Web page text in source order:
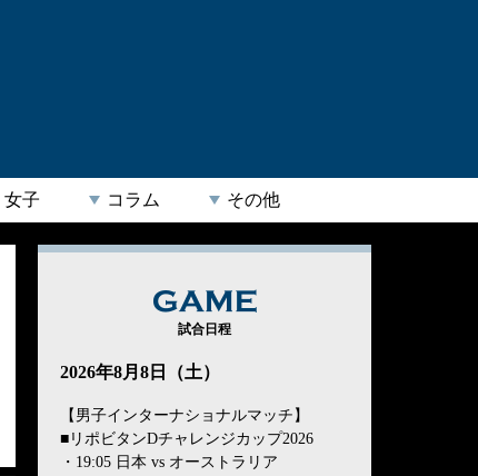
女子 コラム その他
GAME
試合日程
2026年8月8日（土）
【男子インターナショナルマッチ】
■リポビタンDチャレンジカップ2026
・19:05 日本 vs オーストラリア